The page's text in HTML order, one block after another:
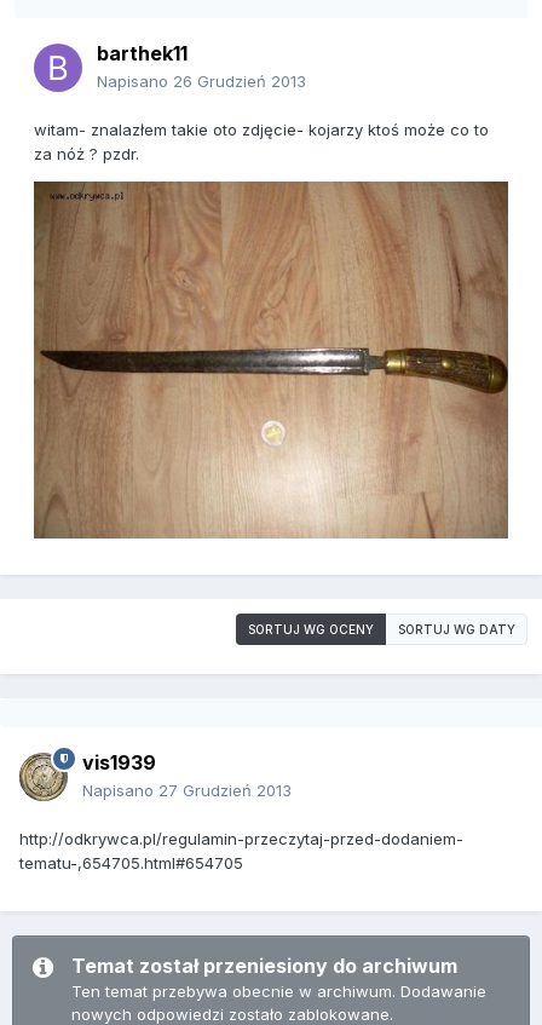
barthek11
Napisano 26 Grudzień 2013
witam- znalazłem takie oto zdjęcie- kojarzy ktoś może co to
za nóż ? pzdr.
SORTUJ WG OCENY SORTUJ WG DATY
vis1939
Napisano 27 Grudzień 2013
http://odkrywca.pl/regulamin-przeczytaj-przed-dodaniem-
tematu-,654705.html#654705
Temat został przeniesiony do archiwum
Ten temat przebywa obecnie w archiwum. Dodawanie
nowych odpowiedzi zostało zablokowane.